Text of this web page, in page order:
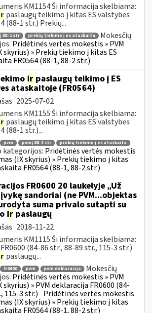
KM1154 Ši informacija skelbiama:
paslaugų teikimo į kitas ES valstybes
(88-1 str.) Prekių...
88-1 str prekių tiekimo į es ataskaita
Mokesčių
Pridėtinės vertės mokestis » PVM
skyrius) » Prekių tiekimo į kitas ES
FR0564 (88-1, 88-2 str.)
ir paslaugų teikimo į ES
ataskaitoje (FR0564)
2025-07-02
KM1155 Ši informacija skelbiama:
paslaugų teikimo į kitas ES valstybes
(88-1 str.)...
pvm pvmį 88-1 str prekių tiekimo į es ataskaita
kategorijos: Pridėtinės vertės mokestis
(IX skyrius) » Prekių tiekimo į kitas
FR0564 (88-1, 88-2 str.)
FR0600 20 laukelyje „Už
sandoriai (ne PVM...objektas
suma privalo sutapti su
ir paslaugų
2018-11-22
KM1115 Ši informacija skelbiama:
(84-86 str., 88-89 str., 115-3 str.)
paslaugų...
fr0600 pvm pvm deklaracija
Mokesčių
Pridėtinės vertės mokestis » PVM
» PVM deklaracija FR0600 (84-
115-3 str.) Pridėtinės vertės mokestis
(IX skyrius) » Prekių tiekimo į kitas
FR0564 (88-1, 88-2 str.)